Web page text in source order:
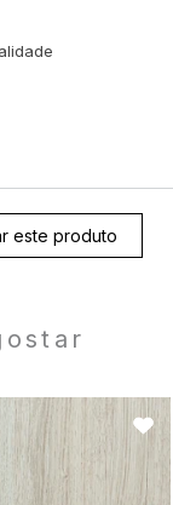
este produto